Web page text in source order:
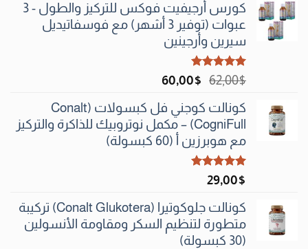
كورس أرجيفيت فوكس للتركيز والطول - 3
عبوات (توفير 3 أشهر) مع فوسفاتيديل
سيرين وأرجينين
تم التقييم
5.00 من 5
62٫00$
السعر
هو:
62٫00$.
60٫00$
السعر
هو:
60٫00$.
كونالت كوجني فل كبسولات (Conalt
CogniFull) – مكمل نوتروبيك للذاكرة والتركيز
مع هوبرزين أ (60 كبسولة)
تم التقييم
5.00من 5
29٫00$
كونالت جلوكوتيرا (Conalt Glukotera) تركيبة
متطورة لتنظيم السكر ومقاومة الأنسولين
(30 كبسولة)